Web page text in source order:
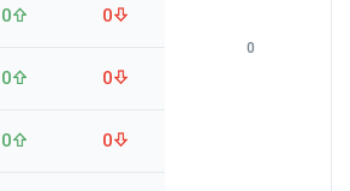
0 0
0 0
0 0
0